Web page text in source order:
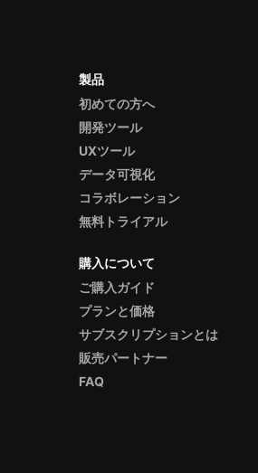
製品
初めての方へ
開発ツール
UXツール
データ可視化
コラボレーション
無料トライアル
購入について
ご購入ガイド
プランと価格
サブスクリプションとは
販売パートナー
FAQ